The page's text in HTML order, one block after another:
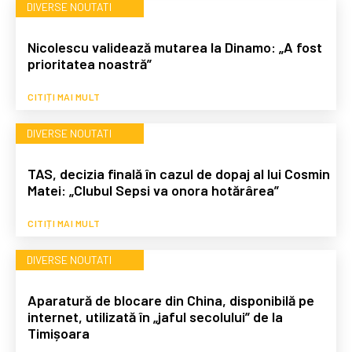
DIVERSE NOUTATI
Nicolescu validează mutarea la Dinamo: „A fost
prioritatea noastră”
CITIȚI MAI MULT
DIVERSE NOUTATI
TAS, decizia finală în cazul de dopaj al lui Cosmin
Matei: „Clubul Sepsi va onora hotărârea”
CITIȚI MAI MULT
DIVERSE NOUTATI
Aparatură de blocare din China, disponibilă pe
internet, utilizată în „jaful secolului” de la
Timișoara